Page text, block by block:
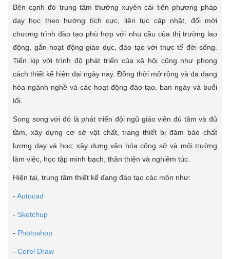
Bên cạnh đó trung tâm thường xuyên cải tiến phương pháp
dạy học theo hướng tích cực, liên tục cập nhật, đổi mới
chương trình đào tạo phù hợp với nhu cầu của thị trường lao
động, gắn hoạt động giáo dục, đào tạo với thực tế đời sống.
Tiến kịp với trình độ phát triển của xã hội cũng như phong
cách thiết kế hiện đại ngày nay. Đồng thời mở rộng và đa dạng
hóa ngành nghề và các hoạt động đào tạo, ban ngày và buổi
tối.
Song song với đó là phát triển đội ngũ giáo viên đủ tâm và đủ
tầm, xây dựng cơ sở vật chất, trang thiết bị đảm bảo chất
lượng dạy và học; xây dựng văn hóa công sở và môi trường
làm việc, học tập minh bạch, thân thiện và nghiêm túc.
Hiện tại, trung tâm thiết kế đang đào tạo các môn như:
- Autocad
- Sketchup
- Photoshop
- Corel Draw